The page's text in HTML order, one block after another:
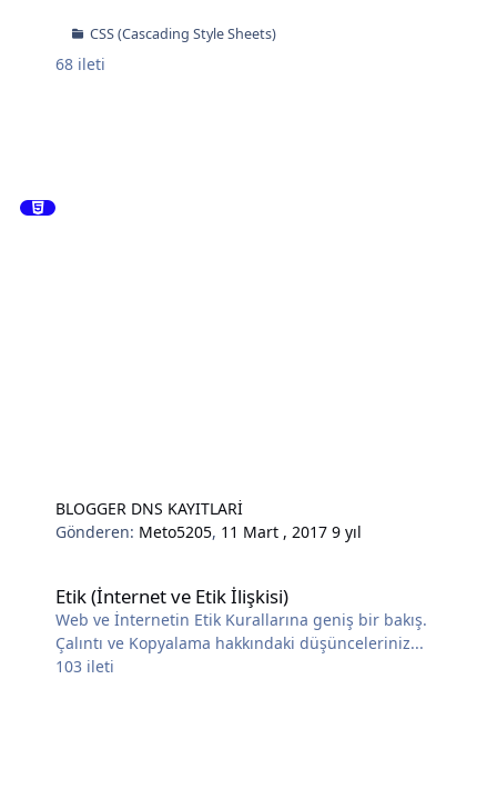
CSS (Cascading Style Sheets)
68 ileti
BLOGGER DNS KAYITLARİ
Gönderen: Meto5205, 11 Mart , 20179 yıl
Etik (İnternet ve Etik İlişkisi)
Web ve İnternetin Etik Kurallarına geniş bir bakış.
Çalıntı ve Kopyalama hakkındaki düşünceleriniz...
103 ileti